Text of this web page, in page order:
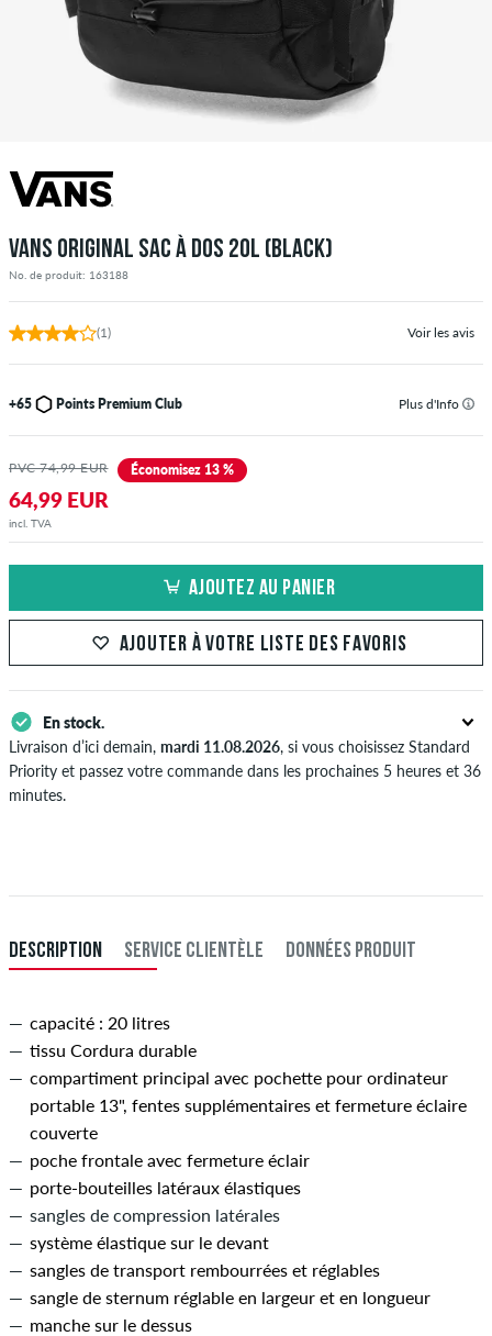
VANS ORIGINAL SAC À DOS 20L (BLACK)
No. de produit: 163188
(1) Voir les avis
+65 Points Premium Club Plus d'Info
PVC 74,99 EUR Économisez 13 %
64,99 EUR
incl. TVA
AJOUTEZ AU PANIER
AJOUTER À VOTRE LISTE DES FAVORIS
En stock.
Livraison d’ici demain, mardi 11.08.2026, si vous choisissez Standard
Priority et passez votre commande dans les prochaines 5 heures et 36
minutes.
DESCRIPTION SERVICE CLIENTÈLE DONNÉES PRODUIT
capacité : 20 litres
tissu Cordura durable
compartiment principal avec pochette pour ordinateur
portable 13", fentes supplémentaires et fermeture éclaire
couverte
poche frontale avec fermeture éclair
porte-bouteilles latéraux élastiques
sangles de compression latérales
système élastique sur le devant
sangles de transport rembourrées et réglables
sangle de sternum réglable en largeur et en longueur
manche sur le dessus